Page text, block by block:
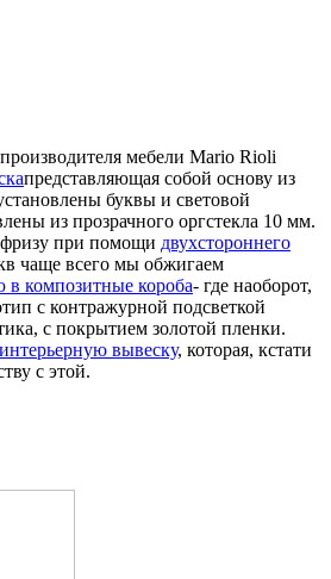
мебели Mario Rioli
представляющая собой основу из
буквы и световой
из прозрачного оргстекла 10 мм.
при помощи двухстороннего
чаще всего мы обжигаем
в композитные короба- где наоборот,
с контражурной подсветкой
с покрытием золотой пленки.
интерьерную вывеску, которая, кстати
с этой.